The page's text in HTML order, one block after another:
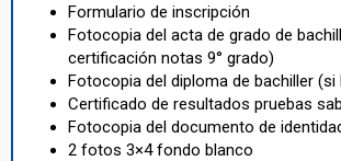
Formulario de inscripción
Fotocopia del acta de grado de
certificación notas 9° grado)
Fotocopia del diploma de bachiller (si
Certificado de resultados pruebas
Fotocopia del documento de
2 fotos 3×4 fondo blanco